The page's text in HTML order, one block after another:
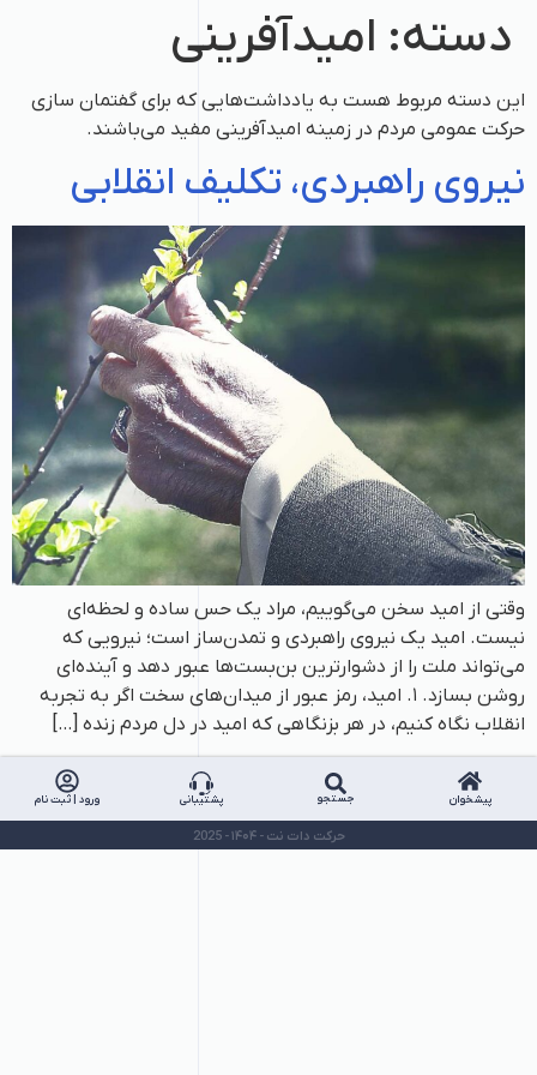
دسته: امیدآفرینی
این دسته مربوط هست به یادداشت‌هایی که برای گفتمان سازی
حرکت عمومی مردم در زمینه امیدآفرینی مفید می‌باشند.
نیروی راهبردی، تکلیف انقلابی
وقتی از امید سخن می‌گوییم، مراد یک حس ساده و لحظه‌ای
نیست. امید یک نیروی راهبردی و تمدن‌ساز است؛ نیرویی که
می‌تواند ملت را از دشوارترین بن‌بست‌ها عبور دهد و آینده‌ای
روشن بسازد. ۱. امید، رمز عبور از میدان‌های سخت اگر به تجربه
انقلاب نگاه کنیم، در هر بزنگاهی که امید در دل مردم زنده […]
پیشخوان جستجو پشتیبانی ورود | ثبت نام
حرکت دات نت - ۱۴۰۴ - 2025